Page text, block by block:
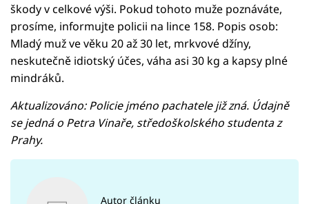
škody v celkové výši. Pokud tohoto muže poznáváte,
prosíme, informujte policii na lince 158. Popis osob:
Mladý muž ve věku 20 až 30 let, mrkvové džíny,
neskutečně idiotský účes, váha asi 30 kg a kapsy plné
mindráků.
Aktualizováno: Policie jméno pachatele již zná. Údajně
se jedná o Petra Vinaře, středoškolského studenta z
Prahy.
Autor článku